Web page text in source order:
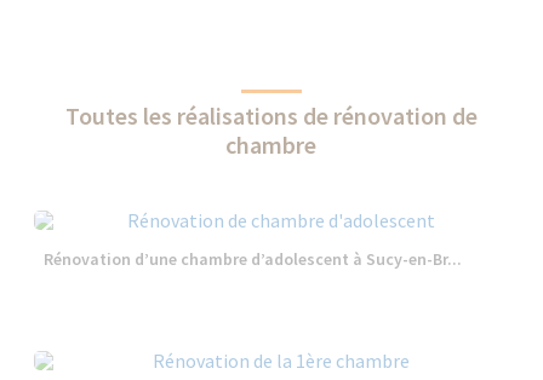
Toutes les réalisations de rénovation de
chambre
Rénovation d’une chambre d’adolescent à Sucy-en-Br...